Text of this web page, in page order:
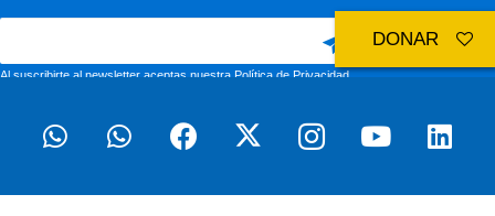
Al suscribirte al newsletter aceptas nuestraPolítica de Privacidad
DONAR